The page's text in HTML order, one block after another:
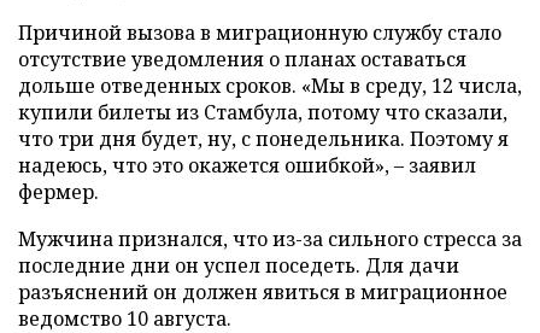
Причиной вызова в миграционную службу стало
отсутствие уведомления о планах оставаться
дольше отведенных сроков. «Мы в среду, 12 числа,
купили билеты из Стамбула, потому что сказали,
что три дня будет, ну, с понедельника. Поэтому я
надеюсь, что это окажется ошибкой», – заявил
фермер.
Мужчина признался, что из-за сильного стресса за
последние дни он успел поседеть. Для дачи
разъяснений он должен явиться в миграционное
ведомство 10 августа.